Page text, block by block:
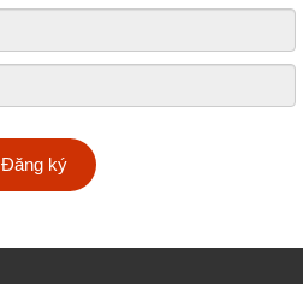
Đăng ký